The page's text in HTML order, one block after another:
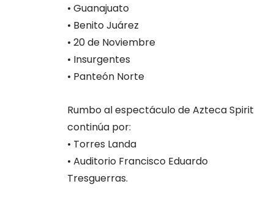
• Guanajuato
• Benito Juárez
• 20 de Noviembre
• Insurgentes
• Panteón Norte
Rumbo al espectáculo de Azteca Spirit
continúa por:
• Torres Landa
• Auditorio Francisco Eduardo
Tresguerras.